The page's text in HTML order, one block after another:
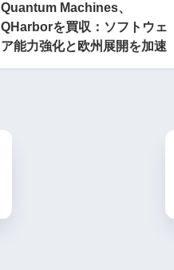
Quantum Machines、
QHarborを買収：ソフトウェ
ア能力強化と欧州展開を加速